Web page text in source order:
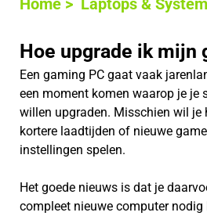
Hoe upgrade ik mijn
Een gaming PC gaat vaak
een moment komen waarop je je
willen upgraden. Misschien wil je
kortere laadtijden of nieuwe
instellingen spelen.
Het goede nieuws is dat je
compleet nieuwe computer nodig